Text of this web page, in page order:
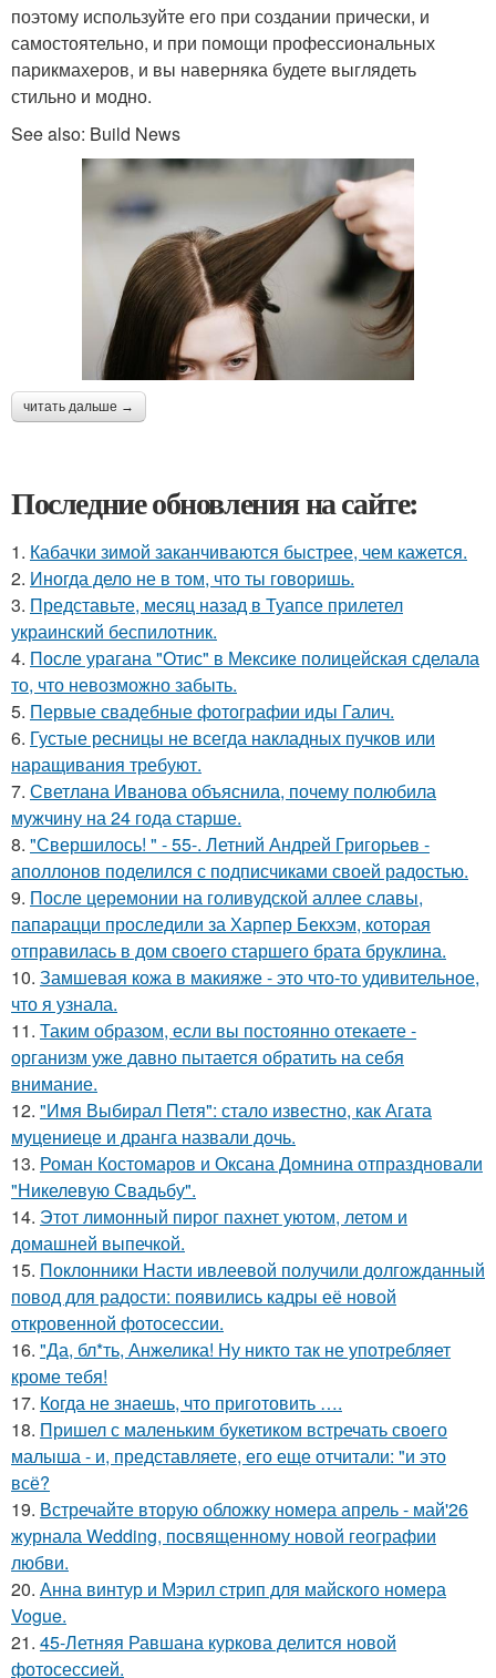
поэтому используйте его при создании прически, и
самостоятельно, и при помощи профессиональных
парикмахеров, и вы наверняка будете выглядеть
стильно и модно.
See also: Build News
читать дальше →
Последние обновления на сайте:
1. Кабачки зимой заканчиваются быстрее, чем кажется.
2. Иногда дело не в том, что ты говоришь.
3. Представьте, месяц назад в Туапсе прилетел
украинский беспилотник.
4. После урагана "Отис" в Мексике полицейская сделала
то, что невозможно забыть.
5. Первые свадебные фотографии иды Галич.
6. Густые ресницы не всегда накладных пучков или
наращивания требуют.
7. Светлана Иванова объяснила, почему полюбила
мужчину на 24 года старше.
8. "Свершилось! " - 55-. Летний Андрей Григорьев -
аполлонов поделился с подписчиками своей радостью.
9. После церемонии на голивудской аллее славы,
папарацци проследили за Харпер Бекхэм, которая
отправилась в дом своего старшего брата бруклина.
10. Замшевая кожа в макияже - это что-то удивительное,
что я узнала.
11. Таким образом, если вы постоянно отекаете -
организм уже давно пытается обратить на себя
внимание.
12. "Имя Выбирал Петя": стало известно, как Агата
муцениеце и дранга назвали дочь.
13. Роман Костомаров и Оксана Домнина отпраздновали
"Никелевую Свадьбу".
14. Этот лимонный пирог пахнет уютом, летом и
домашней выпечкой.
15. Поклонники Насти ивлеевой получили долгожданный
повод для радости: появились кадры её новой
откровенной фотосессии.
16. "Да, бл*ть, Анжелика! Ну никто так не употребляет
кроме тебя!
17. Когда не знаешь, что приготовить ….
18. Пришел с маленьким букетиком встречать своего
малыша - и, представляете, его еще отчитали: "и это
всё?
19. Встречайте вторую обложку номера апрель - май'26
журнала Wedding, посвященному новой географии
любви.
20. Анна винтур и Мэрил стрип для майского номера
Vogue.
21. 45-Летняя Равшана куркова делится новой
фотосессией.